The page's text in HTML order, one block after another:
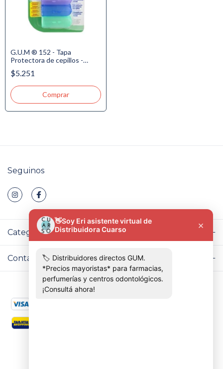
G.U.M ® 152 - Tapa
Protectora de cepillos -
Antibacterial, 4 u
$5.251
Seguinos
Categorías
Contactános